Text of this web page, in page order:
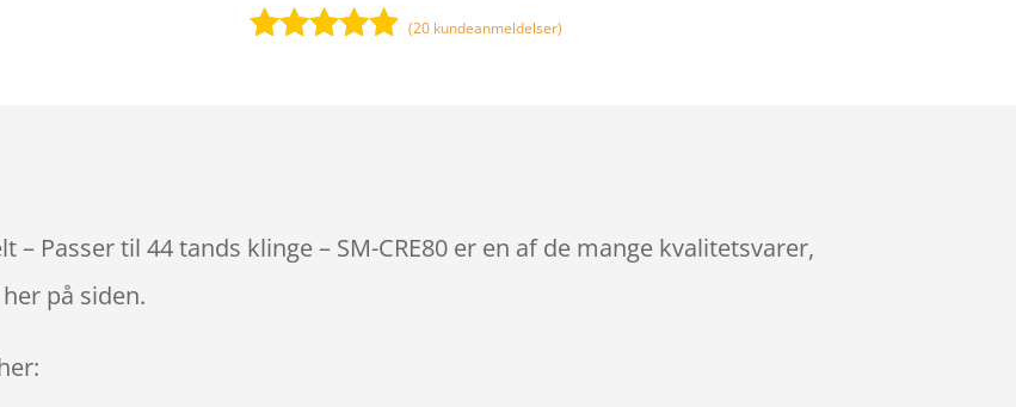
(20 kundeanmeldelser)
Passer til 44 tands klinge – SM-CRE80 er en af de mange kvalitetsvarer,
på siden.